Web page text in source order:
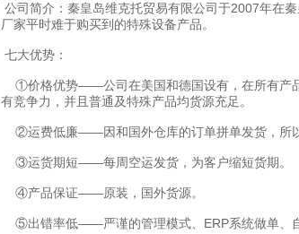
公司简介：秦皇岛维克托贸易有限公司于2007年在
厂家平时难于购买到的特殊设备产品。
七大优势：
①价格优势——公司在美国和德国设有，在所有产品
有竞争力，并且普通及特殊产品均货源充足。
②运费低廉——因和国外仓库的订单拼单发货，所以
③运货期短——每周空运发货，为客户缩短货期。
④产品保证——原装，国外货源。
⑤出错率低——严谨的管理模式、ERP系统做单、